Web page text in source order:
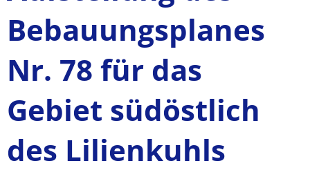
Bebauungsplanes
Nr. 78 für das
Gebiet südöstlich
des Lilienkuhls